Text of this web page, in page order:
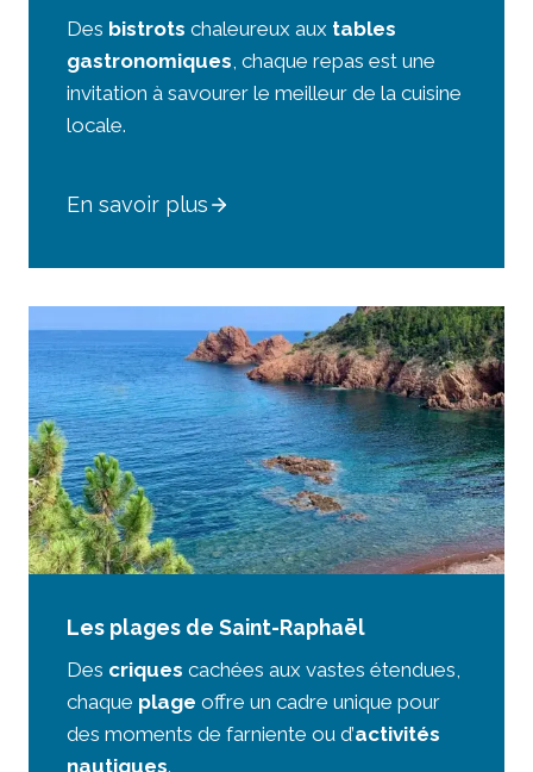
Des bistrots chaleureux aux tables
gastronomiques , chaque repas est une
invitation à savourer le meilleur de la cuisine
locale.
En savoir plus
Les plages de Saint-Raphaël
Des criques cachées aux vastes étendues,
chaque plage offre un cadre unique pour
des moments de farniente ou d’activités
nautiques.